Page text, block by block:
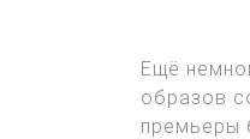
Ещё
образов
премьеры